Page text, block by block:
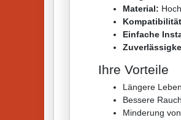
Material:
Einfache
Ihre Vorteile
Längere
Bessere
Minderung